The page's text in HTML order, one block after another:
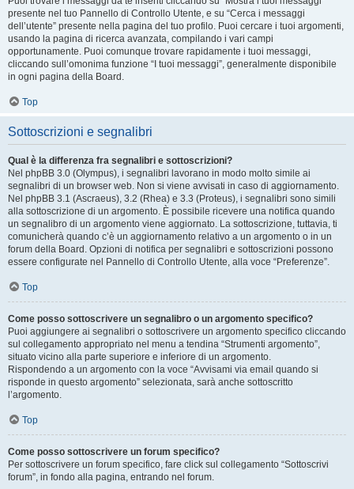
presente nel tuo Pannello di Controllo Utente, e su “Cerca i messaggi
dell’utente” presente nella pagina del tuo profilo. Puoi cercare i tuoi argomenti,
usando la pagina di ricerca avanzata, compilando i vari campi
opportunamente. Puoi comunque trovare rapidamente i tuoi messaggi,
cliccando sull’omonima funzione “I tuoi messaggi”, generalmente disponibile
in ogni pagina della Board.
Top
Sottoscrizioni e segnalibri
Qual è la differenza fra segnalibri e sottoscrizioni?
Nel phpBB 3.0 (Olympus), i segnalibri lavorano in modo molto simile ai
segnalibri di un browser web. Non si viene avvisati in caso di aggiornamento.
Nel phpBB 3.1 (Ascraeus), 3.2 (Rhea) e 3.3 (Proteus), i segnalibri sono simili
alla sottoscrizione di un argomento. È possibile ricevere una notifica quando
un segnalibro di un argomento viene aggiornato. La sottoscrizione, tuttavia, ti
comunicherà quando c’è un aggiornamento relativo a un argomento o in un
forum della Board. Opzioni di notifica per segnalibri e sottoscrizioni possono
essere configurate nel Pannello di Controllo Utente, alla voce “Preferenze”.
Top
Come posso sottoscrivere un segnalibro o un argomento specifico?
Puoi aggiungere ai segnalibri o sottoscrivere un argomento specifico cliccando
sul collegamento appropriato nel menu a tendina “Strumenti argomento”,
situato vicino alla parte superiore e inferiore di un argomento.
Rispondendo a un argomento con la voce “Avvisami via email quando si
risponde in questo argomento” selezionata, sarà anche sottoscritto
l’argomento.
Top
Come posso sottoscrivere un forum specifico?
Per sottoscrivere un forum specifico, fare click sul collegamento “Sottoscrivi
forum”, in fondo alla pagina, entrando nel forum.